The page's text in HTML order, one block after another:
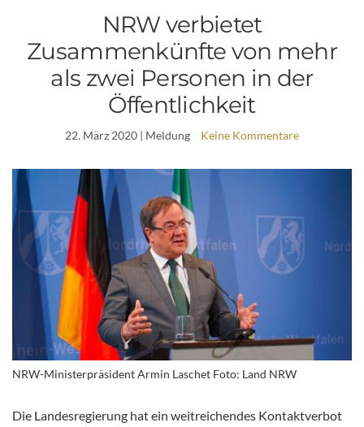
NRW verbietet
Zusammenkünfte von mehr
als zwei Personen in der
Öffentlichkeit
22. März 2020 | Meldung Keine Kommentare
NRW-Ministerpräsident Armin Laschet Foto: Land NRW
Die Landesregierung hat ein weitreichendes Kontaktverbot